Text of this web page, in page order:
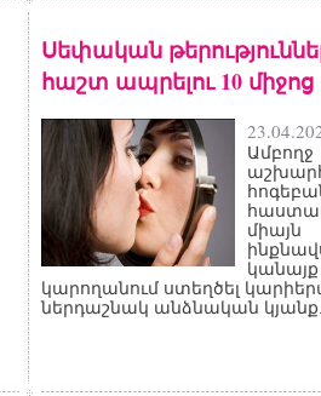
Սեփական
հաշտ ապրելու 10 միջոց
Ամբողջ
միայն
կանայք
կարողանում ստեղծել
ներդաշնակ անձնական